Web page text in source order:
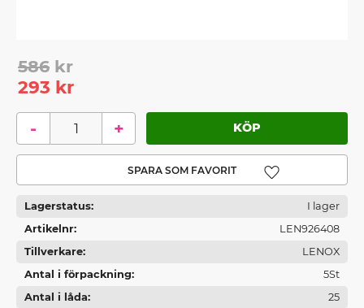
Nedsatt pris:
293 kr
Ordinarie pris:
586 kr
+
-
Lägg till i favoriter
Lagerstatus
I lager
Artikelnr
LEN926408
Tillverkare
LENOX
Antal i förpackning
5St
Antal i låda
25